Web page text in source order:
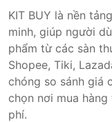
KIT BUY là nền
minh, giúp người
phẩm từ các sàn
Shopee, Tiki,
chóng so sánh giá
chọn nơi mua
phí.